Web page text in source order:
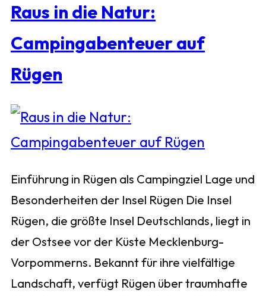
Raus in die Natur:
Campingabenteuer auf
Rügen
Einführung in Rügen als Campingziel Lage und
Besonderheiten der Insel Rügen Die Insel
Rügen, die größte Insel Deutschlands, liegt in
der Ostsee vor der Küste Mecklenburg-
Vorpommerns. Bekannt für ihre vielfältige
Landschaft, verfügt Rügen über traumhafte